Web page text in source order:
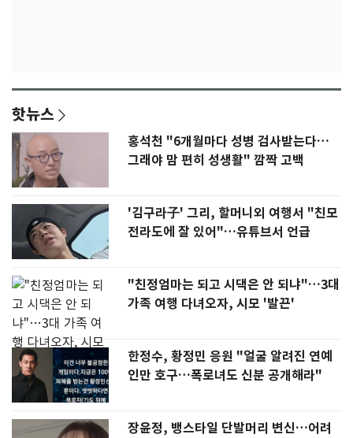
핫뉴스
홍석천 "6개월마다 성병 검사받는다…
그래야 맘 편히 성생활" 깜짝 고백
'김구라子' 그리, 할머니외 여행서 "친모
전라도에 잘 있어"…유튜브서 언급
"친정엄마는 되고 시댁은 안 되냐"…3대
가족 여행 다녀오자, 시모 '발끈'
한정수, 황정민 응원 "얼굴 알려진 연예
인만 호구…폭로녀도 신분 공개해라"
장윤정, 뱅스타일 단발머리 변신…어려